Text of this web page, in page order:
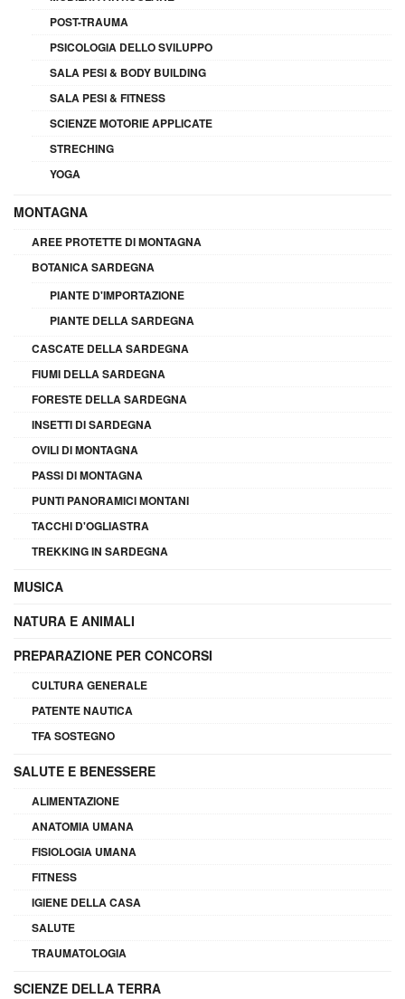
POST-TRAUMA
PSICOLOGIA DELLO SVILUPPO
SALA PESI & BODY BUILDING
SALA PESI & FITNESS
SCIENZE MOTORIE APPLICATE
STRECHING
YOGA
MONTAGNA
AREE PROTETTE DI MONTAGNA
BOTANICA SARDEGNA
PIANTE D'IMPORTAZIONE
PIANTE DELLA SARDEGNA
CASCATE DELLA SARDEGNA
FIUMI DELLA SARDEGNA
FORESTE DELLA SARDEGNA
INSETTI DI SARDEGNA
OVILI DI MONTAGNA
PASSI DI MONTAGNA
PUNTI PANORAMICI MONTANI
TACCHI D'OGLIASTRA
TREKKING IN SARDEGNA
MUSICA
NATURA E ANIMALI
PREPARAZIONE PER CONCORSI
CULTURA GENERALE
PATENTE NAUTICA
TFA SOSTEGNO
SALUTE E BENESSERE
ALIMENTAZIONE
ANATOMIA UMANA
FISIOLOGIA UMANA
FITNESS
IGIENE DELLA CASA
SALUTE
TRAUMATOLOGIA
SCIENZE DELLA TERRA